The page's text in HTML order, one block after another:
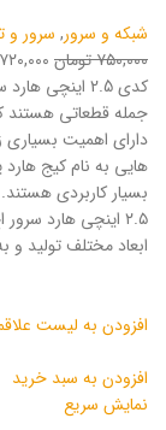
شبکه و سرور, سرور و
۷۵۰,۰۰۰ تومان
۷۲۰,۰۰۰ تومان
جمله قطعاتی هستند
دارای اهمیت
هایی به نام کیج
بسیار کاربردی
ابعاد مختلف تولید
افزودن به لیست
افزودن به سبد خرید
نمایش سریع